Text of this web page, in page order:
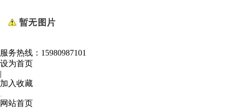
服务热线： 15980987101
设为首页
|
加入收藏
网站首页